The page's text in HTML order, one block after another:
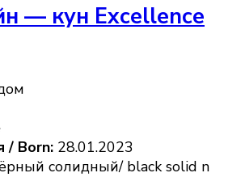
— кун Excellence
/ Born: 28.01.2023
солидный/ black solid n